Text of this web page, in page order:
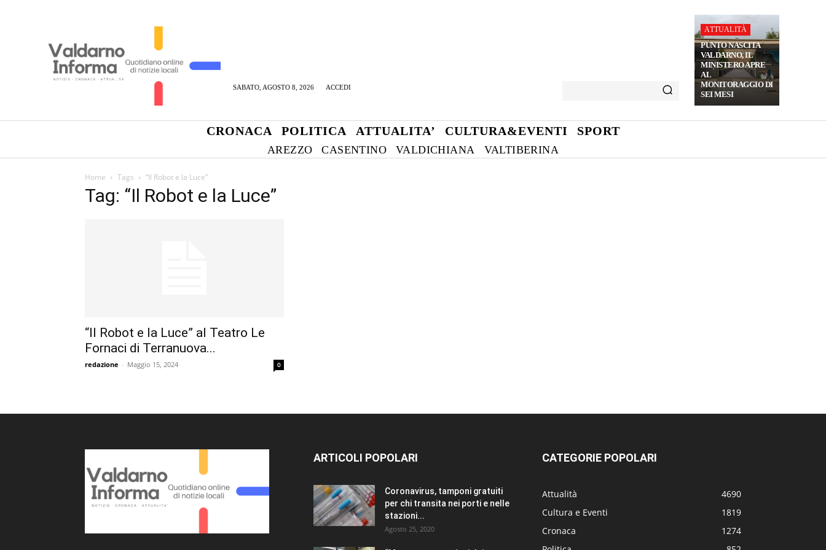
SABATO, AGOSTO 8, 2026 ACCEDI
ATTUALITÀ
PUNTO NASCITA
VALDARNO, IL
MINISTERO APRE
AL
MONITORAGGIO DI
SEI MESI
CRONACA POLITICA ATTUALITA’ CULTURA&EVENTI SPORT
AREZZO CASENTINO VALDICHIANA VALTIBERINA
Home Tags “Il Robot e la Luce”
Tag: “Il Robot e la Luce”
“Il Robot e la Luce” al Teatro Le
Fornaci di Terranuova...
redazione - Maggio 15, 2024 0
ARTICOLI POPOLARI
Coronavirus, tamponi gratuiti
per chi transita nei porti e nelle
stazioni...
Agosto 25, 2020
CATEGORIE POPOLARI
Attualità
4690
Cultura e Eventi
1819
Cronaca
1274